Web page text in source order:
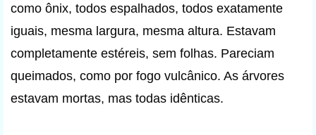
como ônix, todos espalhados, todos exatamente
iguais, mesma largura, mesma altura. Estavam
completamente estéreis, sem folhas. Pareciam
queimados, como por fogo vulcânico. As árvores
estavam mortas, mas todas idênticas.